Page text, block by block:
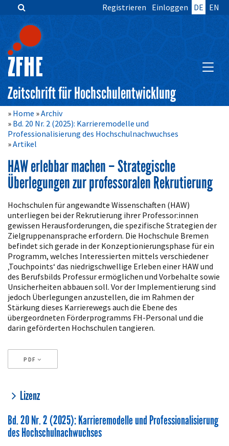
Zum
springen
Hauptnavigation
Inhalt
Sidebar
Registrieren Einloggen DE EN
Zeitschrift für Hochschulentwicklung
Home
Archiv
Bd. 20 Nr. 2 (2025): Karrieremodelle und
Professionalisierung des Hochschulnachwuchses
Artikel
HAW erlebbar machen – Strategische
Überlegungen zur professoralen Rekrutierung
Artikelinhalt
Hochschulen für angewandte Wissenschaften (HAW)
unterliegen bei der Rekrutierung ihrer Professor:innen
gewissen Herausforderungen, die spezifische Strategien der
Zielgruppenansprache erfordern. Die Hochschule Bremen
befindet sich gerade in der Konzeptionierungsphase für ein
Programm, welches Interessierten mittels verschiedener
‚Touchpoints‘ das niedrigschwellige Erleben einer HAW und
des Berufsbilds Professur ermöglichen und Vorbehalte sowie
Unsicherheiten abbauen soll. Vor der Implementierung sind
jedoch Überlegungen anzustellen, die im Rahmen der
Stärkung dieses Karrierewegs auch die Ebene des
übergeordneten Förderprogramms FH-Personal und die
darin geförderten Hochschulen tangieren.
PDF
Artikeldetails
Lizenz
Bd. 20 Nr. 2 (2025): Karrieremodelle und Professionalisierung
des Hochschulnachwuchses